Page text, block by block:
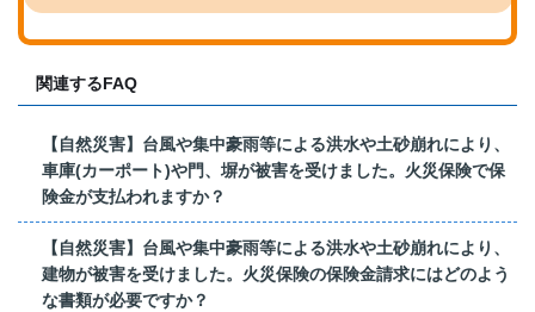
関連するFAQ
【自然災害】台風や集中豪雨等による洪水や土砂崩れにより、
車庫(カーポート)や門、塀が被害を受けました。火災保険で保
険金が支払われますか？
【自然災害】台風や集中豪雨等による洪水や土砂崩れにより、
建物が被害を受けました。火災保険の保険金請求にはどのよう
な書類が必要ですか？